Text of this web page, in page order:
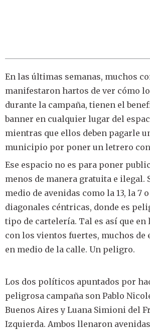
En las últimas semanas, muchos
manifestaron hartos de ver cómo
durante la campaña, tienen el
banner en cualquier lugar del
mientras que ellos deben pagarle
municipio por poner un letrero con
Ese espacio no es para poner
menos de manera gratuita e ilegal.
medio de avenidas como la 13, la 7
diagonales céntricas, donde es
tipo de cartelería. Tal es así que
con los vientos fuertes, muchos
en medio de la calle. Un peligro.
Los dos políticos apuntados por
peligrosa campaña son Pablo
Buenos Aires y Luana Simioni del
Izquierda. Ambos llenaron